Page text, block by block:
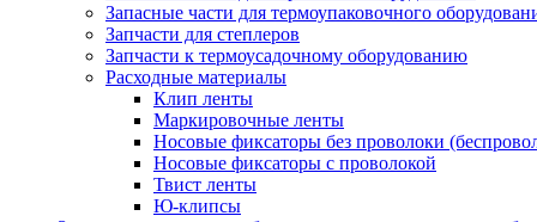
Запасные части для термоупаковочного
Запчасти для степлеров
Запчасти к термоусадочному оборудованию
Расходные материалы
Клип ленты
Маркировочные ленты
Носовые фиксаторы без проволоки
Носовые фиксаторы с проволокой
Твист ленты
Ю-клипсы